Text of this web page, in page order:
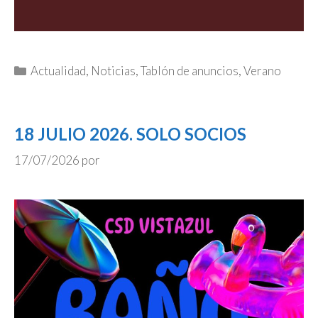
Categorías
Actualidad, Noticias,Tablón de anuncios,Verano
18 JULIO 2026. SOLO SOCIOS
17/07/2026 por